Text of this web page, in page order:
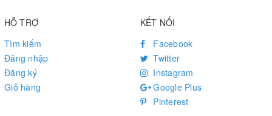
HỖ TRỢ
Tìm kiếm
Đăng nhập
Đăng ký
Giỏ hàng
KẾT NỐI
Facebook
Twitter
Instagram
Google Plus
Pinterest